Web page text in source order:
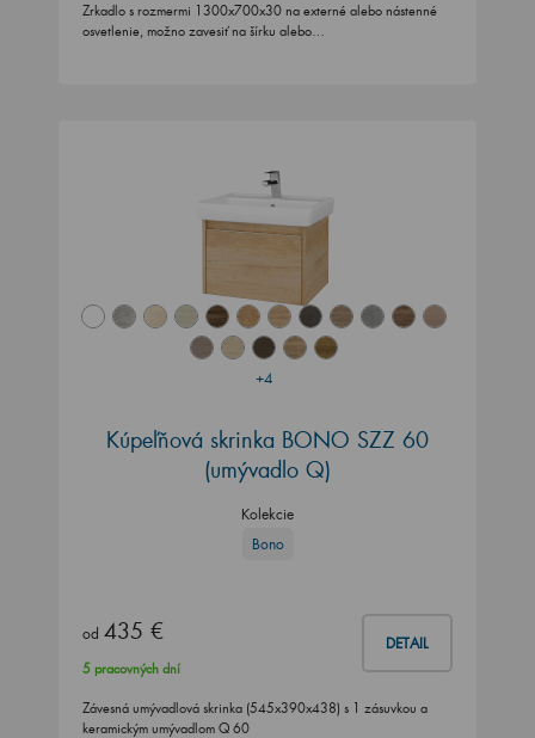
Zrkadlo s rozmermi 1300x700x30 na externé alebo nástenné
osvetlenie, možno zavesiť na šírku alebo…
+4
Kúpeľňová skrinka BONO SZZ 60
(umývadlo Q)
Kolekcie
Bono
od 435 € DETAIL
5 pracovných dní
Závesná umývadlová skrinka (545x390x438) s 1 zásuvkou a
keramickým umývadlom Q 60